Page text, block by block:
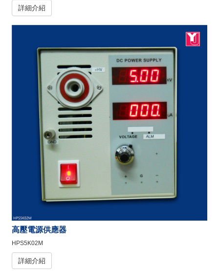
詳細介紹
高壓電源供應器
HPS5K02M
詳細介紹